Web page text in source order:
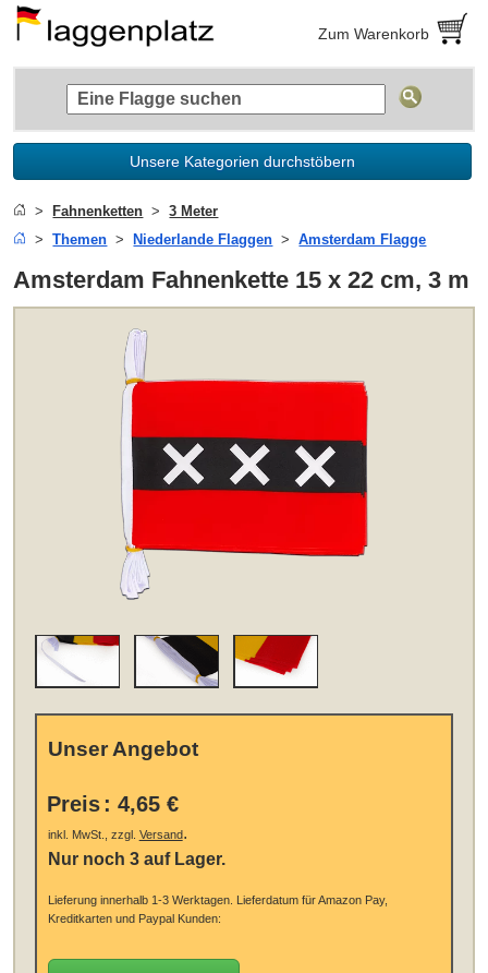
Zum Warenkorb
Unsere Kategorien durchstöbern
Fahnenketten
3 Meter
Themen
Niederlande Flaggen Amsterdam Flagge
Amsterdam Fahnenkette 15 x 22 cm, 3 m
Unser Angebot
Preis : 4,65 €
inkl. MwSt., zzgl. Versand.
Nur noch 3 auf Lager.
Lieferung innerhalb 1-3 Werktagen. Lieferdatum für Amazon Pay,
Kreditkarten und Paypal Kunden: